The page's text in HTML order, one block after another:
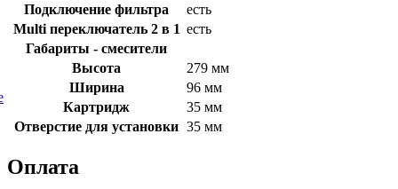
Подключение фильтра
есть
Multi переключатель 2 в 1 есть
Габариты - смесители
Высота
279 мм
Ширина
96 мм
Картридж
35 мм
Отверстие для установки 35 мм
Оплата